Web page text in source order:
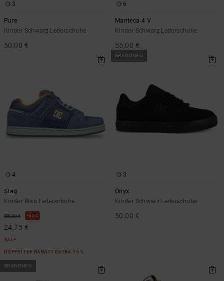
3
Pure
Kinder Schwarz Lederschuhe
50,00 €
6
Manteca 4 V
Kinder Schwarz Lederschuhe
55,00 €
4
Stag
Kinder Blau Lederschuhe
55,00 € 55%
24,75 €
SALE
DOPPELTER RABATT EXTRA 25 %
BRANDNEU
3
Onyx
Kinder Schwarz Lederschuhe
50,00 €
BRANDNEU